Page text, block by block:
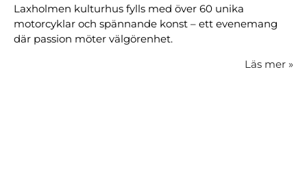
Laxholmen kulturhus fylls med över 60 unika
motorcyklar och spännande konst – ett evenemang
där passion möter välgörenhet.
Läs mer »